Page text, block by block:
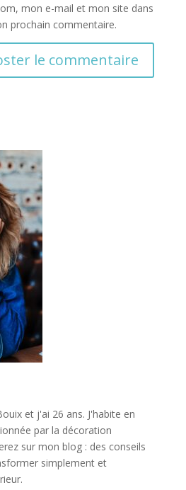
mon e-mail et mon site dans
prochain commentaire.
et j'ai 26 ans. J'habite en
par la décoration
sur mon blog : des conseils
simplement et